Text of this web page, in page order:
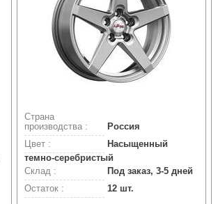
Страна
производства :
Россия
Цвет :
Насыщенный
темно-серебристый
Склад :
Под заказ, 3-5 дней
Остаток :
12 шт.